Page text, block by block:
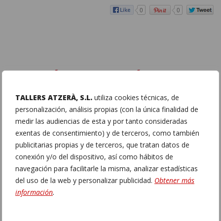
TALLERS ATZERÀ, S.L. utiliza cookies técnicas, de
personalización, análisis propias (con la única finalidad de
medir las audiencias de esta y por tanto consideradas
exentas de consentimiento) y de terceros, como también
publicitarias propias y de terceros, que tratan datos de
conexión y/o del dispositivo, así como hábitos de
navegación para facilitarle la misma, analizar estadísticas
del uso de la web y personalizar publicidad. Obtener más
información.
0 0
Dirección:C/ Malvàsia 4 bis, (Pol. Ind. El Clot de
Moja) Olèrdola (Barcelona)cerca de Vilafranca del
Penedès – 08734
Teléfono:938902437–938172332
Teléfono Móvil:661649002– (Enviar whatsapp)
Sábados, Domingos y festivos: CITA PREVIA
Correo electrónico: info@atzera.cat